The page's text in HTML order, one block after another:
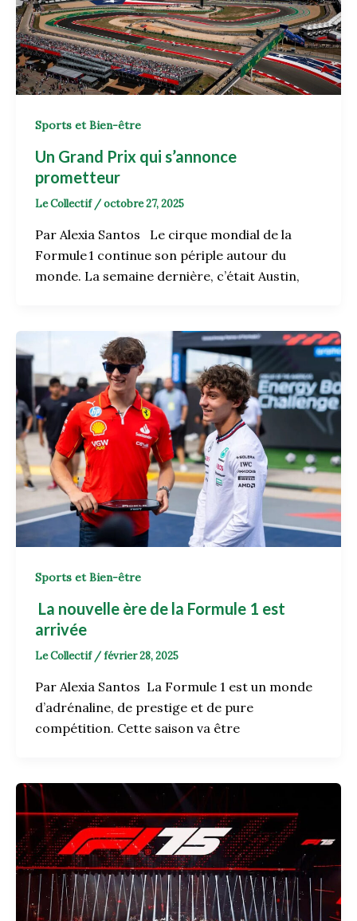
Sports et Bien-être
Un Grand Prix qui s’annonce
prometteur
Le Collectif /octobre 27, 2025
Par Alexia Santos Le cirque mondial de la
Formule 1 continue son périple autour du
monde. La semaine dernière, c’était Austin,
Sports et Bien-être
La nouvelle ère de la Formule 1 est
arrivée
Le Collectif /février 28, 2025
Par Alexia Santos La Formule 1 est un monde
d’adrénaline, de prestige et de pure
compétition. Cette saison va être